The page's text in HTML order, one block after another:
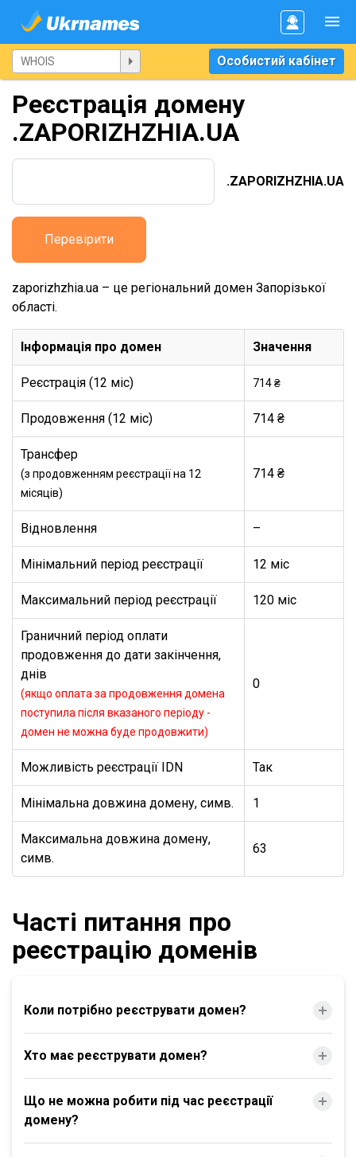
Особистий кабінет
Реєстрація домену
.ZAPORIZHZHIA.UA
.ZAPORIZHZHIA.UA
Перевірити
zaporizhzhia.ua – це регіональний домен Запорізької
області.
Інформація про домен Значення
Реєстрація (12 міс) 714 ₴
Продовження (12 міс) 714 ₴
Трансфер
(з продовженням реєстрації на 12
місяців)
714 ₴
Відновлення –
Мінімальний період реєстрації 12 міс
Максимальний період реєстрації 120 міс
Граничний період оплати
продовження до дати закінчення,
днів
(якщо оплата за продовження домена
поступила після вказаного періоду -
домен не можна буде продовжити)
0
Можливість реєстрації IDN Так
Мінімальна довжина домену, симв. 1
Максимальна довжина домену,
симв.
63
Часті питання про
реєстрацію доменів
Коли потрібно реєструвати домен?
Хто має реєструвати домен?
Що не можна робити під час реєстрації
домену?